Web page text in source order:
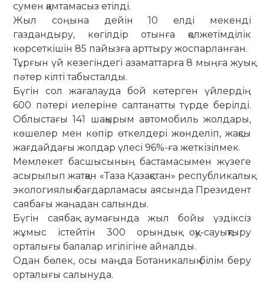
сумен қамтамасыз етілді.
Жыл соңына дейін 10 елді мекенді
газдандыру, көгілдір отынға қолжетімділік
көрсеткішін 85 пайызға арттыру жоспарланған.
Тұрғын үй кезегіндегі азаматтарға 8 мыңға жуық
пәтер кілті табысталды.
Бүгін сол жағалауда бой көтерген үйлердің
600 пәтері иелеріне салтанатты түрде берілді.
Облыстағы 141 шақырым автомобиль жолдары,
көшелер мен көпір өткелдері жөнделіп, жақсы
жағдайдағы жолдар үлесі 96%-ға жеткізілмек.
Мемлекет басшысының бастамасымен жүзеге
асырылып жатқан «Таза Қазақстан» республикалық
экологиялық бағдарламасы аясында Президент
саябағы жаңадан салынды.
Бүгін саябақ аумағында жыл бойы үздіксіз
жұмыс істейтін 300 орындық оқу-сауықтыру
орталығы балалар игілігіне айналды.
Одан бөлек, осы маңда Ботаникалық білім беру
орталығы салынуда.